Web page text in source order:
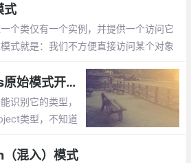
和扩展， 策略模式中的代码可以复用。
式
个类仅有一个实例，并提供一个访问它
式就是：我们不方便直接访问某个对象
象。
前端设计模式：从js原始模式开始，去理解Js工厂模式和构造函数模式
识别它的类型，
类型，不知道
象，会造成代码
混入）模式